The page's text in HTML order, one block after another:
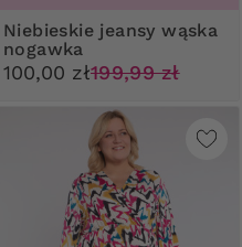
Niebieskie jeansy wąska
nogawka
100,00 zł199,99 zł